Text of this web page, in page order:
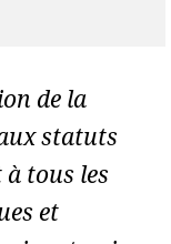
de la
statuts
tous les
et